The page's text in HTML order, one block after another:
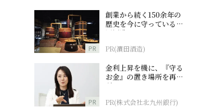
PR
創業から続く150余年の
歴史を今に守っている濵
田酒造
PR(濵田酒造)
PR
金利上昇を機に、『守る
お金』の置き場所を再検
討
PR(株式会社北九州銀行)